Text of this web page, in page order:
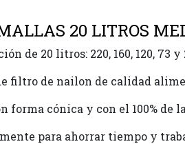
20 LITROS
de 20 litros: 220, 160, 120, 73
filtro de nailon de calidad
forma cónica y con el 100% de
para ahorrar tiempo y